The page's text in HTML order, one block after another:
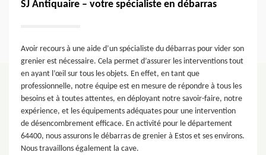
SJ Antiquaire – votre spécialiste en débarras
Avoir recours à une aide d’un spécialiste du débarras pour vider son
grenier est nécessaire. Cela permet d’assurer les interventions tout
en ayant l’œil sur tous les objets. En effet, en tant que
professionnelle, notre équipe est en mesure de répondre à tous les
besoins et à toutes attentes, en déployant notre savoir-faire, notre
expérience, et les équipements adéquates pour une intervention
de désencombrement efficace. En activité pour le département
64400, nous assurons le débarras de grenier à Estos et ses environs.
Nous travaillons également la cave.